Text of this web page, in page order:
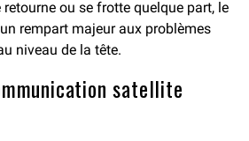
retourne ou se frotte quelque part, le
rempart majeur aux problèmes
niveau de la tête.
satellite